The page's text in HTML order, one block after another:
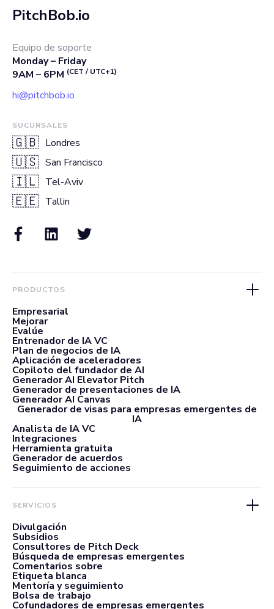
PitchBob.io
Equipo de soporte
Monday – Friday
9AM – 6PM (CET / UTC+1)
hi@pitchbob.io
SUCURSALES
🇬🇧 Londres
🇺🇸 San Francisco
🇮🇱 Tel-Aviv
🇪🇪 Tallin
PRODUCTOS
Empresarial
Mejorar
Evalúe
Entrenador de IA VC
Plan de negocios de IA
Aplicación de aceleradores
Copiloto del fundador de AI
Generador AI Elevator Pitch
Generador de presentaciones de IA
Generador AI Canvas
Generador de visas para empresas emergentes de
IA
Analista de IA VC
Integraciones
Herramienta gratuita
Generador de acuerdos
Seguimiento de acciones
SERVICIOS
Divulgación
Subsidios
Consultores de Pitch Deck
Búsqueda de empresas emergentes
Comentarios sobre
Etiqueta blanca
Mentoría y seguimiento
Bolsa de trabajo
Cofundadores de empresas emergentes